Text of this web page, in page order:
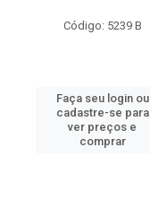
Código: 5239 B
Faça seu login ou
cadastre-se para
ver preços e
comprar